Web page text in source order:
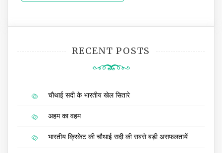
RECENT POSTS
चौथाई सदी के भारतीय खेल सितारे
अहम का वहम
भारतीय क्रिकेट की चौथाई सदी की सबसे बड़ी असफलतायें